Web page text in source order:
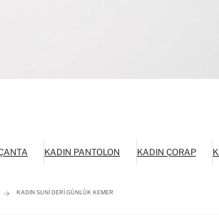
KADIN PANTOLON KADIN ÇORAP
KADIN SUNI DERI GÜNLÜK KEMER